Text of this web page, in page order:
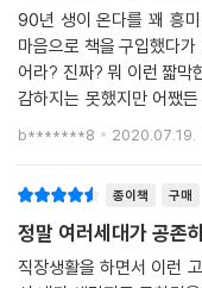
90년 생이 온다를 꽤 흥
마음으로 책을 구입했다
어라? 진짜? 뭐 이런 짧막
감하지는 못했지만 어쨌
그걸 꺼야.라며 추측하거
b*******8 2020.07.19.
종이책 구매
정말 여러세대가 공존
직장생활을 하면서 이런